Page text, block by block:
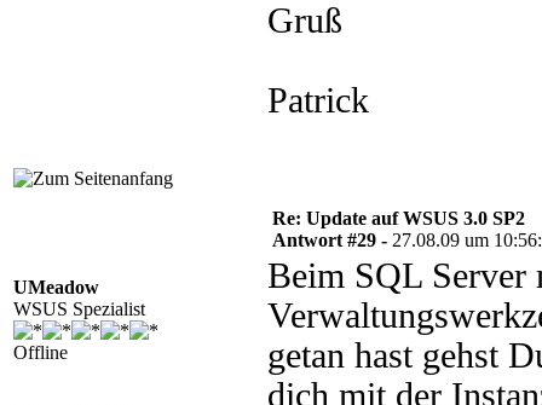
Gruß
Patrick
UMeadow
WSUS Spezialist
Offline
Re: Update auf WSUS 3.0 SP2
Antwort #29 - 27.08.09 um
Beim SQL Server
getan hast gehst
dich mit der